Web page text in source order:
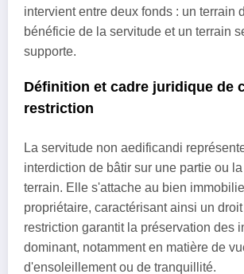
intervient entre deux fonds : un terrain
bénéficie de la servitude et un terrain
supporte.
Définition et cadre juridique de
restriction
La servitude non aedificandi
interdiction de bâtir sur une partie ou
terrain. Elle s'attache au bien
propriétaire, caractérisant ainsi un
restriction garantit la préservation des
dominant, notamment en matière de
d'ensoleillement ou de tranquillité.